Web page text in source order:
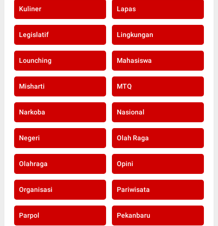
Kuliner Lapas
Legislatif Lingkungan
Lounching Mahasiswa
Misharti MTQ
Narkoba Nasional
Negeri Olah Raga
Olahraga Opini
Organisasi Pariwisata
Parpol Pekanbaru